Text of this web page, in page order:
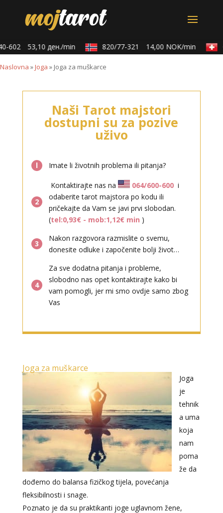
602 53,10 ден./min 820/77-321 14,00 NOK/min
Naslovna »Joga » Joga za muškarce
Naši Tarot majstori
dostupni su za pozive
uživo
l Imate li životnih problema ili pitanja?
2
Kontaktirajte nas na 064/600-600 i
odaberite tarot majstora po kodu ili
pričekajte da Vam se javi prvi slobodan.
(tel:0,93€ - mob:1,12€ min )
3
Nakon razgovora razmislite o svemu,
donesite odluke i započenite bolji život…
4
Za sve dodatna pitanja i probleme,
slobodno nas opet kontaktirajte kako bi
vam pomogli, jer mi smo ovdje samo zbog
Vas
Joga za muškarce
Joga
je
tehnik
a uma
koja
nam
poma
že da
dođemo do balansa fizičkog tijela, povećanja
fleksibilnosti i snage.
Poznato je da su praktikanti joge uglavnom žene,